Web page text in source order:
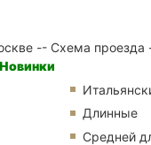
-- Схема проезда
Новинки
Длинные
Средней